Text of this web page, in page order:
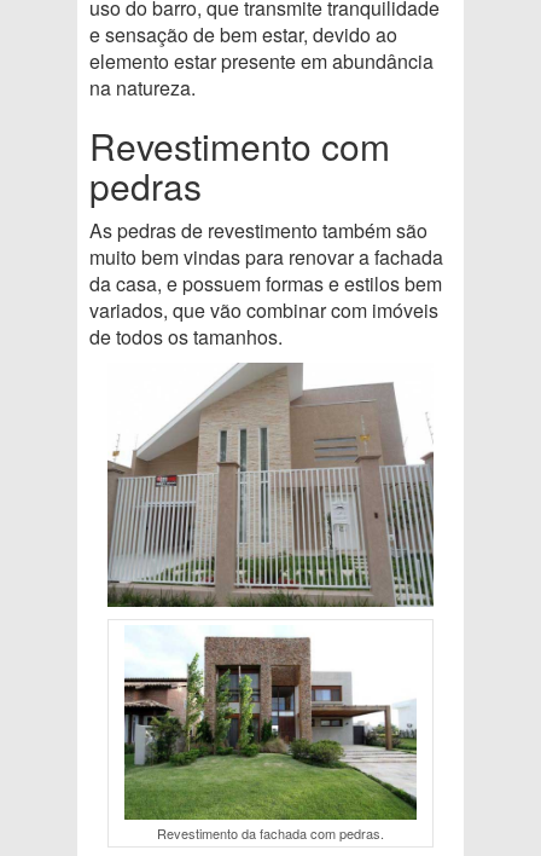
uso do barro, que transmite tranquilidade
e sensação de bem estar, devido ao
elemento estar presente em abundância
na natureza.
Revestimento com
pedras
As pedras de revestimento também são
muito bem vindas para renovar a fachada
da casa, e possuem formas e estilos bem
variados, que vão combinar com imóveis
de todos os tamanhos.
Revestimento da fachada com pedras.